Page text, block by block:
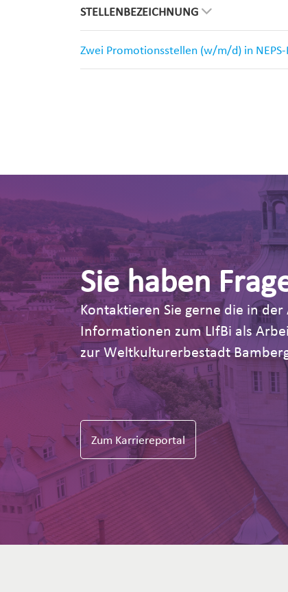
STELLENBEZEICHNUNG
Zwei Promotionsstellen (w/m/d) in NEPS-
Sie haben
Kontaktieren Sie gerne die in
Informationen zum LIfBi als
zur Weltkulturerbestadt
Zum Karriereportal